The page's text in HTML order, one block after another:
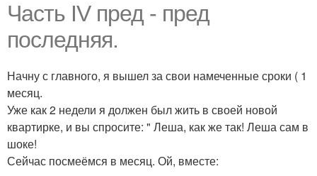
Часть IV пред - пред
последняя.
Начну с главного, я вышел за свои намеченные сроки ( 1
месяц.
Уже как 2 недели я должен был жить в своей новой
квартирке, и вы спросите: " Леша, как же так! Леша сам в
шоке!
Сейчас посмеёмся в месяц. Ой, вместе: